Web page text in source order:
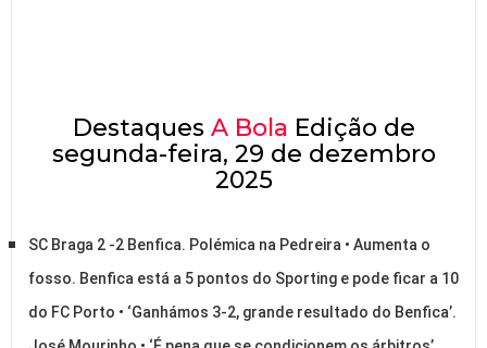
Destaques A Bola Edição de
segunda-feira, 29 de dezembro
2025
SC Braga 2 -2 Benfica. Polémica na Pedreira • Aumenta o
fosso. Benfica está a 5 pontos do Sporting e pode ficar a 10
do FC Porto • ‘Ganhámos 3-2, grande resultado do Benfica’.